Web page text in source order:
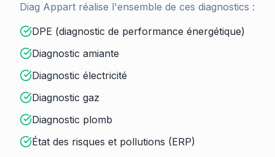
Diag Appart réalise l'ensemble de ces diagnostics :
DPE (diagnostic de performance énergétique)
Diagnostic amiante
Diagnostic électricité
Diagnostic gaz
Diagnostic plomb
État des risques et pollutions (ERP)